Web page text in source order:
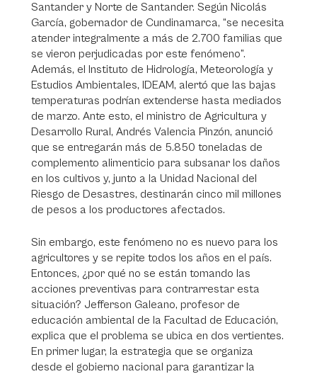
Santander y Norte de Santander. Según Nicolás
García, gobernador de Cundinamarca, “se necesita
atender integralmente a más de 2.700 familias que
se vieron perjudicadas por este fenómeno”.
Además, el Instituto de Hidrología, Meteorología y
Estudios Ambientales, IDEAM, alertó que las bajas
temperaturas podrían extenderse hasta mediados
de marzo. Ante esto, el ministro de Agricultura y
Desarrollo Rural, Andrés Valencia Pinzón, anunció
que se entregarán más de 5.850 toneladas de
complemento alimenticio para subsanar los daños
en los cultivos y, junto a la Unidad Nacional del
Riesgo de Desastres, destinarán cinco mil millones
de pesos a los productores afectados.
Sin embargo, este fenómeno no es nuevo para los
agricultores y se repite todos los años en el país.
Entonces, ¿por qué no se están tomando las
acciones preventivas para contrarrestar esta
situación? Jefferson Galeano, profesor de
educación ambiental de la Facultad de Educación,
explica que el problema se ubica en dos vertientes.
En primer lugar, la estrategia que se organiza
desde el gobierno nacional para garantizar la